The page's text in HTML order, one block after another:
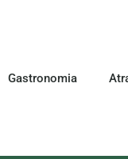
Gastronomia